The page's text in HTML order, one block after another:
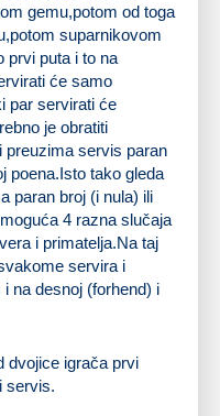
gemu,potom od toga
suparnikovom
prvi puta i to na
će samo
par servirati će
je obratiti
preuzima servis paran
poena.Isto tako gleda
paran broj (i nula) ili
4 razna slučaja
i primatelja.Na taj
servira i
na desnoj (forhend) i
dvojice igrača prvi
servis.